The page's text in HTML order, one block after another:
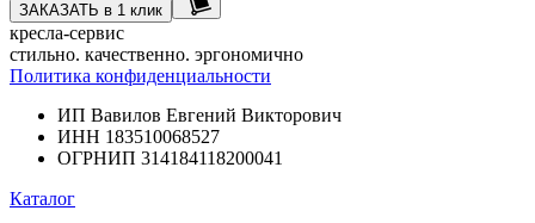
ЗАКАЗАТЬ в 1 клик
кресла-сервис
стильно. качественно. эргономично
Политика конфиденциальности
ИП Вавилов Евгений Викторович
ИНН 183510068527
ОГРНИП 314184118200041
Каталог